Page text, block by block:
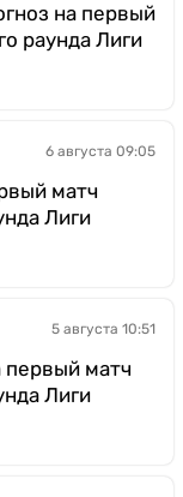
на первый
раунда Лиги
6 августа 09:05
матч
Лиги
5 августа 10:51
матч
Лиги